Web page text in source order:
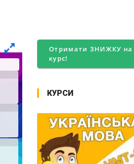
Отримати ЗНИЖКУ на
курс!
КУРСИ